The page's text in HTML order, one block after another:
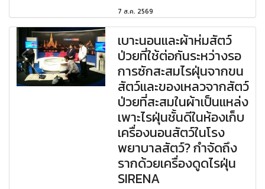
7 ส.ค. 2569
เบาะนอนและผ้าห่มสัตว์
ป่วยที่ใช้ต่อกันระหว่างรอ
การซักสะสมไรฝุ่นจากขน
สัตว์และของเหลวจากสัตว์
ป่วยที่สะสมในผ้าเป็นแหล่ง
เพาะไรฝุ่นชั้นดีในห้องเก็บ
เครื่องนอนสัตว์ในโรง
พยาบาลสัตว์? กำจัดถึง
รากด้วยเครื่องดูดไรฝุ่น
SIRENA